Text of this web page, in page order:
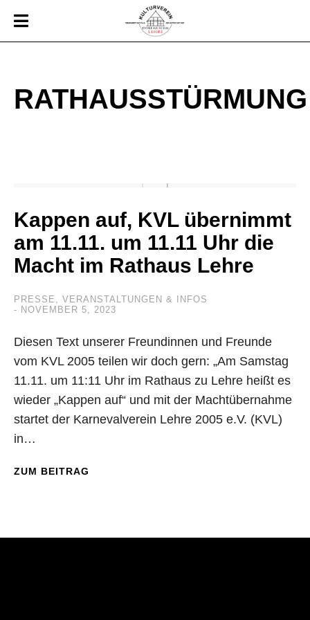
RATHAUSSTÜRMUNG
Kappen auf, KVL übernimmt
am 11.11. um 11.11 Uhr die
Macht im Rathaus Lehre
PRESSE , VERANSTALTUNGEN & INFOS
NOVEMBER 5, 2023
Diesen Text unserer Freundinnen und Freunde
vom KVL 2005 teilen wir doch gern: „Am Samstag
11.11. um 11:11 Uhr im Rathaus zu Lehre heißt es
wieder „Kappen auf“ und mit der Machtübernahme
startet der Karnevalverein Lehre 2005 e.V. (KVL)
in…
ZUM BEITRAG